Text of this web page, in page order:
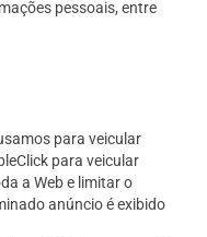
pessoais, entre
para veicular
para veicular
a Web e limitar o
anúncio é exibido